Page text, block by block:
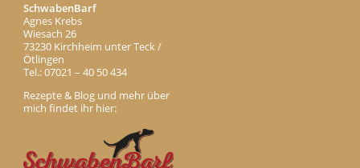
SchwabenBarf
Agnes Krebs
Wiesach 26
73230 Kirchheim unter Teck /
Ötlingen
Tel.: 07021 – 40 50 434
Rezepte & Blog und mehr über
mich findet ihr hier: